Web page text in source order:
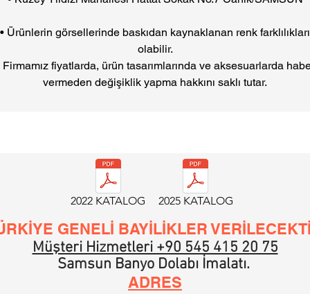
• Ürünlerin görsellerinde baskıdan kaynaklanan renk farklılıkları
olabilir.
Firmamız fiyatlarda, ürün tasarımlarında ve aksesuarlarda
vermeden değişiklik yapma hakkını saklı tutar.
2022 KATALOG 2025 KATALOG
GENELİ BAYİLİKLER
Müşteri Hizmetleri +90 545 415 20 75
Samsun Banyo Dolabı İmalatı.
ADRES